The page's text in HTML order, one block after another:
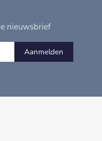
nieuwsbrief
Aanmelden